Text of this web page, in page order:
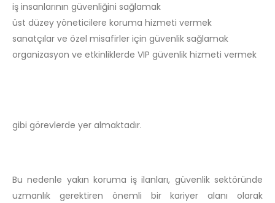
iş insanlarının güvenliğini sağlamak
üst düzey yöneticilere koruma hizmeti vermek
sanatçılar ve özel misafirler için güvenlik sağlamak
organizasyon ve etkinliklerde VIP güvenlik hizmeti vermek
gibi görevlerde yer almaktadır.
Bu nedenle yakın koruma iş ilanları, güvenlik sektöründe
uzmanlık gerektiren önemli bir kariyer alanı olarak